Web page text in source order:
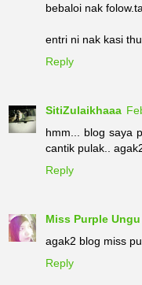
bebaloi nak
entri ni nak kasi
Reply
SitiZulaikhaaa
hmm... blog saya
cantik pulak..
Reply
Miss Purple Ungu
agak2 blog miss
Reply